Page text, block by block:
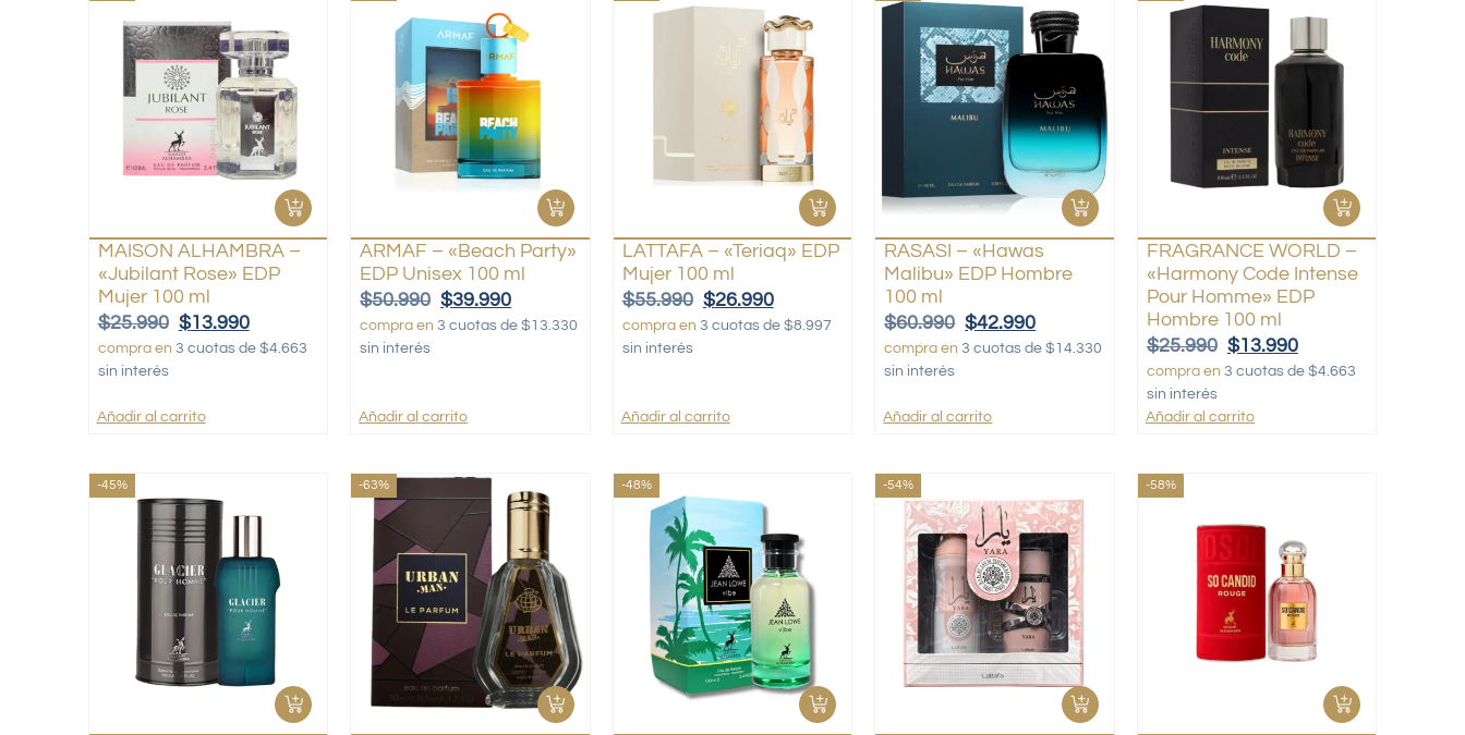
MAISON ALHAMBRA –
«Jubilant Rose» EDP
Mujer 100 ml
$25.990 $13.990
compra en 3 cuotas de $4.663
sin interés
Añadir al carrito
ARMAF – «Beach Party»
EDP Unisex 100 ml
$50.990 $39.990
compra en 3 cuotas de $13.330
sin interés
Añadir al carrito
LATTAFA – «Teriaq» EDP
Mujer 100 ml
$55.990 $26.990
compra en 3 cuotas de $8.997
sin interés
Añadir al carrito
RASASI – «Hawas
Malibu» EDP Hombre
100 ml
$60.990 $42.990
compra en 3 cuotas de $14.330
sin interés
Añadir al carrito
FRAGRANCE WORLD –
«Harmony Code Intense
Pour Homme» EDP
Hombre 100 ml
$25.990 $13.990
compra en 3 cuotas de $4.663
sin interés
Añadir al carrito
-45% -63% -48% -54% -58%